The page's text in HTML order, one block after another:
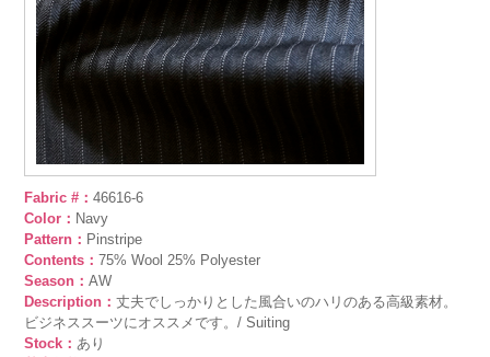
Fabric #：46616-6
Color： Navy
Pattern： Pinstripe
Contents：75% Wool 25% Polyester
Season：AW
Description：丈夫でしっかりとした風合いのハリのある高級素材。
ビジネススーツにオススメです。/ Suiting
Stock：あり